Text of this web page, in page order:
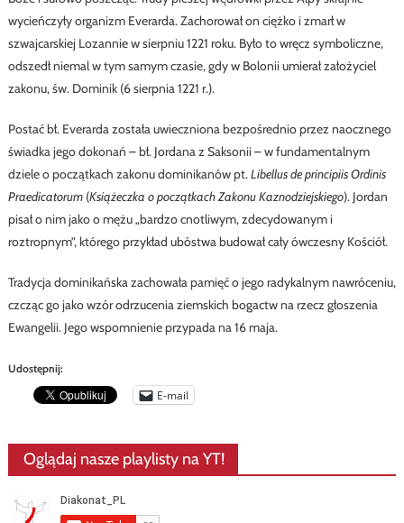
wycieńczyły organizm Everarda. Zachorował on ciężko i zmarł w
szwajcarskiej Lozannie w sierpniu 1221 roku. Było to wręcz symboliczne,
odszedł niemal w tym samym czasie, gdy w Bolonii umierał założyciel
zakonu, św. Dominik (6 sierpnia 1221 r.).
Postać bł. Everarda została uwieczniona bezpośrednio przez naocznego
świadka jego dokonań – bł. Jordana z Saksonii – w fundamentalnym
dziele o początkach zakonu dominikanów pt.Libellus de principiis Ordinis
Praedicatorum(Książeczka o początkach Zakonu Kaznodziejskiego). Jordan
pisał o nim jako o mężu „bardzo cnotliwym, zdecydowanym i
roztropnym”, którego przykład ubóstwa budował cały ówczesny Kościół.
Tradycja dominikańska zachowała pamięć o jego radykalnym nawróceniu,
czcząc go jako wzór odrzucenia ziemskich bogactw na rzecz głoszenia
Ewangelii. Jego wspomnienie przypada na 16 maja.
Udostępnij:
E-mail
Oglądaj nasze playlisty na YT!